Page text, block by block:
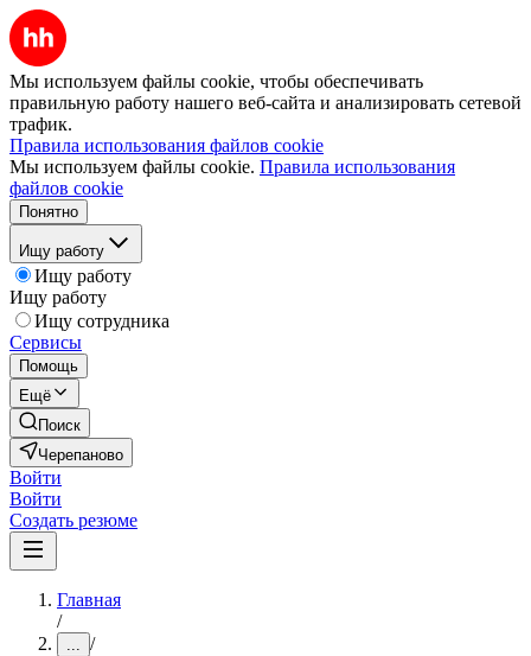
Мы используем файлы cookie, чтобы обеспечивать
правильную работу нашего веб-сайта и анализировать сетевой
трафик.
Правила использования файлов cookie
Мы используем файлы cookie. Правила использования
файлов cookie
Понятно
Ищу работу
Ищу работу
Ищу работу
Ищу сотрудника
Сервисы
Помощь
Ещё
Поиск
Черепаново
Войти
Войти
Создать резюме
Главная
/
... /